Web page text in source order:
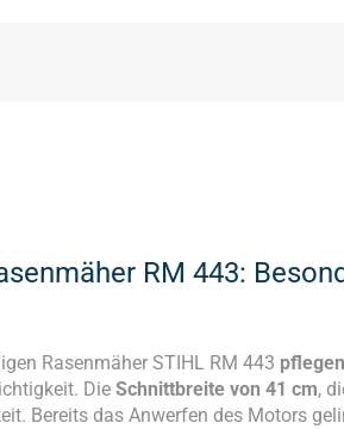
RM 443:
Rasenmäher STIHL RM 443
Die Schnittbreite von 41 cm,
Bereits das Anwerfen des Motors